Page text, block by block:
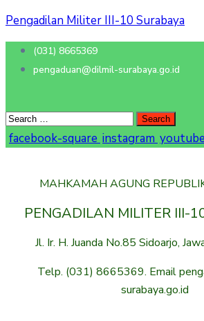
Pengadilan Militer III-10 Surabaya
(031) 8665369
pengaduan@dilmil-surabaya.go.id
facebook-square instagram
MAHKAMAH AGUNG
PENGADILAN MILITER III-
Jl. Ir. H. Juanda No.85 Sidoarjo,
Telp. (031) 8665369. Email
surabaya.go.id